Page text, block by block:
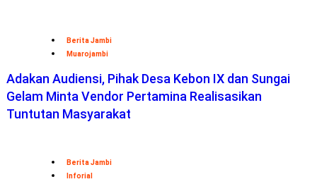
Berita Jambi
Muarojambi
Adakan Audiensi, Pihak Desa Kebon IX dan Sungai
Gelam Minta Vendor Pertamina Realisasikan
Tuntutan Masyarakat
Berita Jambi
Inforial